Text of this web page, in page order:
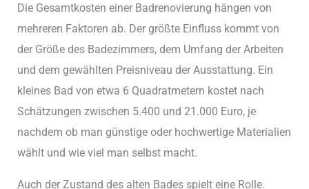
Die Gesamtkosten einer Badrenovierung hängen von
mehreren Faktoren ab. Der größte Einfluss kommt von
der Größe des Badezimmers, dem Umfang der Arbeiten
und dem gewählten Preisniveau der Ausstattung. Ein
kleines Bad von etwa 6 Quadratmetern kostet nach
Schätzungen zwischen 5.400 und 21.000 Euro, je
nachdem ob man günstige oder hochwertige Materialien
wählt und wie viel man selbst macht.
Auch der Zustand des alten Bades spielt eine Rolle.